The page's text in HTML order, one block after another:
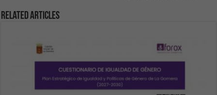
Related Articles